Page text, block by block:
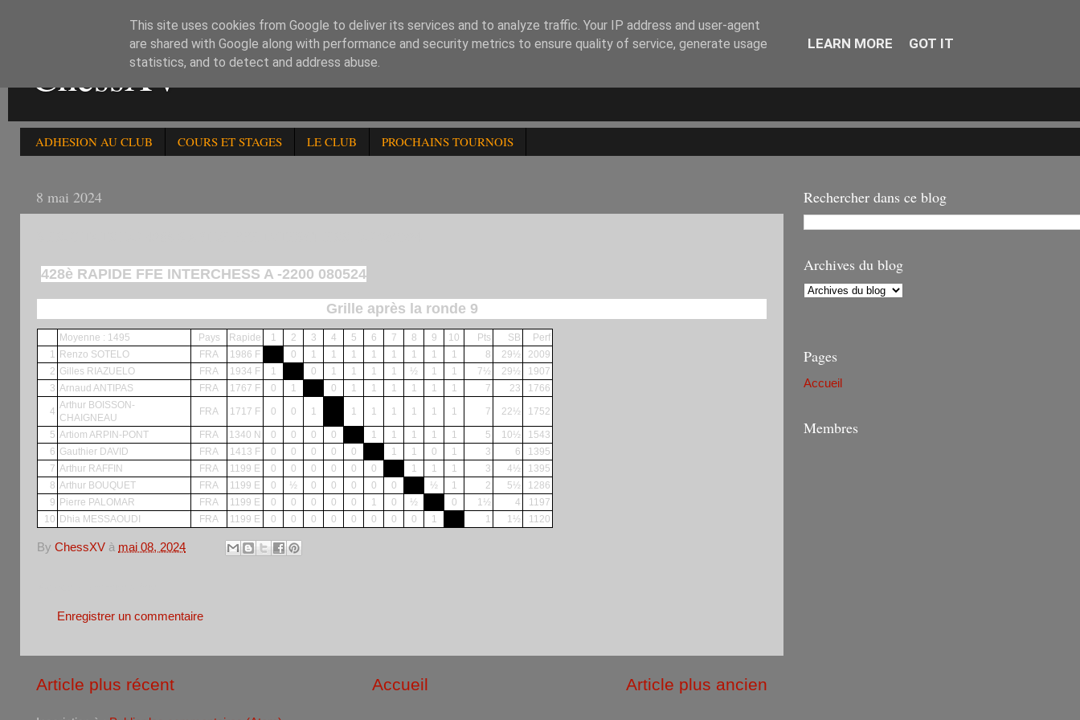
ChessXV
ADHESION AU CLUB COURS ET STAGES LE CLUB PROCHAINS TOURNOIS
8 mai 2024
428è RAPIDE FFE INTERCHESS A -2200 080524
Grille après la ronde 9
Moyenne : 1495 Pays Rapide 1 2 3 4 5 6 7 8 9 10 Pts SB
Perf
1 Renzo SOTELO FRA 1986 F 0 1 1 1 1 1 1 1 1 8 29½
2009
2 Gilles RIAZUELO FRA 1934 F 1 0 1 1 1 1 ½ 1 1 7½ 29½
1907
3 Arnaud ANTIPAS FRA 1767 F 0 1 0 1 1 1 1 1 1 7 23 1766
4
Arthur BOISSON-
CHAIGNEAU
FRA 1717 F 0 0 1 1 1 1 1 1 1 7 22½ 1752
5 Artiom ARPIN-PONT FRA 1340 N 0 0 0 0 1 1 1 1 1 5 10½
1543
6 Gauthier DAVID FRA 1413 F 0 0 0 0 0 1 1 0 1 3 6
1395
7 Arthur RAFFIN FRA 1199 E 0 0 0 0 0 0 1 1 1 3 4½
1395
8 Arthur BOUQUET FRA 1199 E 0 ½ 0 0 0 0 0 ½ 1 2 5½
1286
9 Pierre PALOMAR FRA 1199 E 0 0 0 0 0 1 0 ½ 0 1½ 4
1197
10 Dhia MESSAOUDI FRA 1199 E 0 0 0 0 0 0 0 0 1 1 1½ 1120
By ChessXV à mai 08, 2024
Enregistrer un commentaire
Article plus récent Article plus ancien
Accueil
Rechercher dans ce blog
Archives du blog
Pages
Accueil
Membres
This site uses cookies from Google to deliver its services and to analyze traffic. Your IP address and user-agent
are shared with Google along with performance and security metrics to ensure quality of service, generate usage
statistics, and to detect and address abuse.
LEARN MORE GOT IT